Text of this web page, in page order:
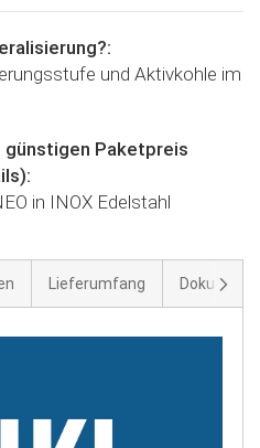
und Aktivkohle im
günstigen Paketpreis
in INOX Edelstahl
Lieferumfang